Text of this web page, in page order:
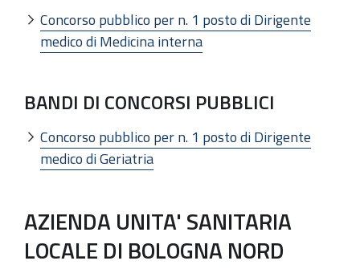
Concorso pubblico per n. 1 posto di Dirigente
medico di Medicina interna
BANDI DI CONCORSI PUBBLICI
Concorso pubblico per n. 1 posto di Dirigente
medico di Geriatria
AZIENDA UNITA' SANITARIA
LOCALE DI BOLOGNA NORD